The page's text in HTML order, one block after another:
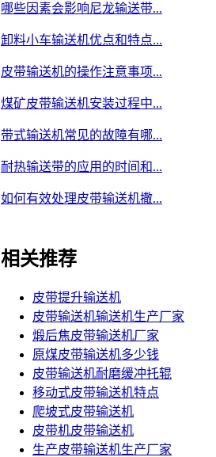
哪些因素会影响尼龙输送带...
卸料小车输送机优点和特点...
皮带输送机的操作注意事项...
煤矿皮带输送机安装过程中...
带式输送机常见的故障有哪...
耐热输送带的应用的时间和...
如何有效处理皮带输送机撒...
相关推荐
皮带提升输送机
皮带输送机输送机生产厂家
煅后焦皮带输送机厂家
原煤皮带输送机多少钱
皮带输送机耐磨缓冲托辊
移动式皮带输送机特点
爬坡式皮带输送机
皮带机皮带输送机
生产皮带输送机生产厂家